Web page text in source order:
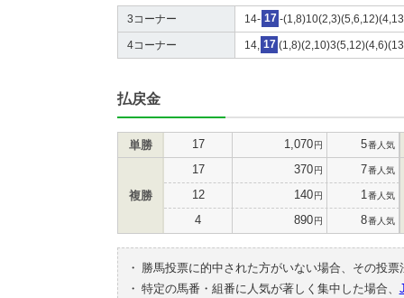
3コーナー 14- 17 -
4コーナー 14, 17
払戻金
単勝 17 1,070円 5番人気
複勝
17 370円 7番人気
12 140円 1 番人気
4 890円 8番人気
・
勝馬投票に的中された方がいない場合、その投
・ 特定の馬番・組番に人気が著しく集中した場合、